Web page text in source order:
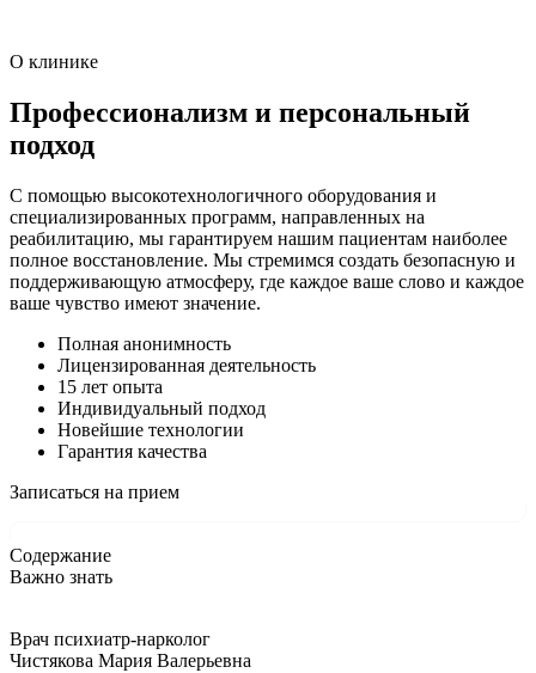
О клинике
Профессионализм и персональный
подход
С помощью высокотехнологичного оборудования и
специализированных программ, направленных на
реабилитацию, мы гарантируем нашим пациентам наиболее
полное восстановление. Мы стремимся создать безопасную и
поддерживающую атмосферу, где каждое ваше слово и каждое
ваше чувство имеют значение.
Полная анонимность
Лицензированная деятельность
15 лет опыта
Индивидуальный подход
Новейшие технологии
Гарантия качества
Записаться на прием
Содержание
Важно знать
Врач психиатр-нарколог
Чистякова Мария Валерьевна